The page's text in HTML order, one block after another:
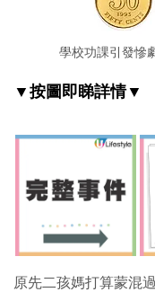
學校功課引發慘
▼按圖即睇詳情▼
原先二孩媽打算蒙混